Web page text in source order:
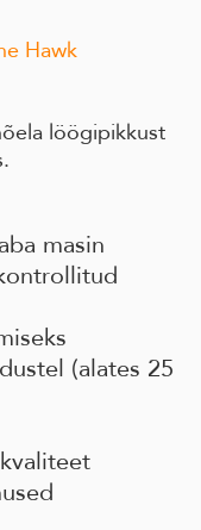
Hawk
löögipikkust
masin
(alates 25